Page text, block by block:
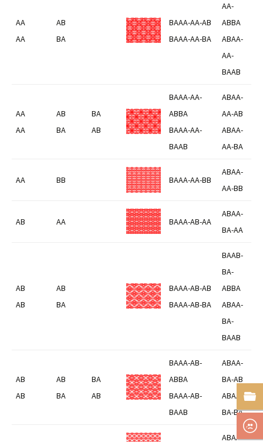
AA
AA
AB
BA
BAAA-AA-AB
BAAA-AA-BA
AA-
ABBA
ABAA-
AA-
BAAB
AA
AA
AB
BA
BA
AB
BAAA-AA-
ABBA
BAAA-AA-
BAAB
ABAA-
AA-AB
ABAA-
AA-BA
AA BB BAAA-AA-BB
ABAA-
AA-BB
AB AA BAAA-AB-AA
ABAA-
BA-AA
AB
AB
AB
BA
BAAA-AB-AB
BAAA-AB-BA
BAAB-
BA-
ABBA
ABAA-
BA-
BAAB
AB
AB
AB
BA
BA
AB
BAAA-AB-
ABBA
BAAA-AB-
BAAB
ABAA-
BA-AB
ABAA-
BA-BA
ABAA-